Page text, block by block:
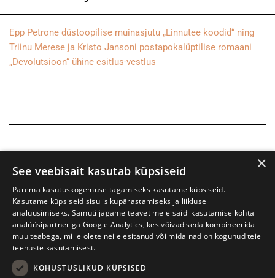
Epp Petrone düstoopilise muinasjutu „Linnutee koodid“ ning
Triinu Merese ja Kristo Jansoni postapokalüptilise romaani
„Devolutsioon“ ühine esitlus-vestlus
Prima Vista kirjandusfestival
×
See veebisait kasutab küpsiseid
Parema kasutuskogemuse tagamiseks kasutame küpsiseid.
Kasutame küpsiseid sisu isikupärastamiseks ja liikluse
analüüsimiseks. Samuti jagame teavet meie saidi kasutamise kohta
analüüsipartneriga Google Analytics, kes võivad seda kombineerida
muu teabega, mille olete neile esitanud või mida nad on kogunud teie
teenuste kasutamisest.
KOHUSTUSLIKUD KÜPSISED